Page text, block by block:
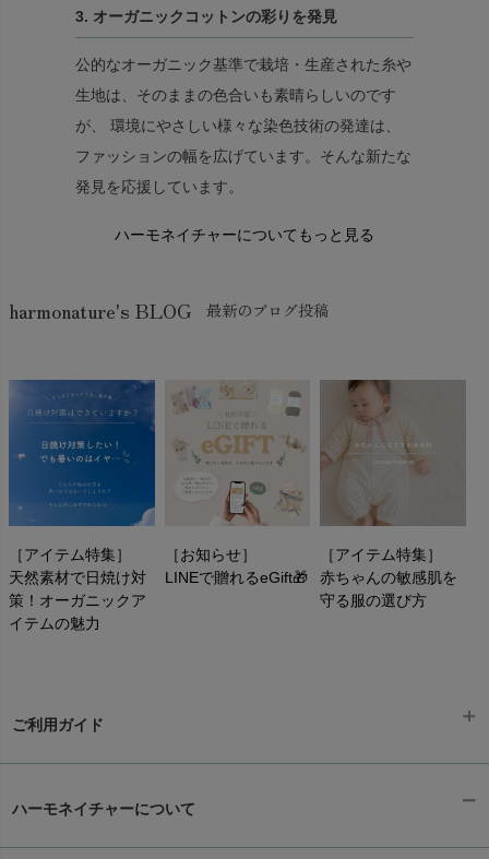
3. オーガニックコットンの彩りを発見
公的なオーガニック基準で栽培・生産された糸や
生地は、そのままの色合いも素晴らしいのです
が、 環境にやさしい様々な染色技術の発達は、
ファッションの幅を広げています。そんな新たな
発見を応援しています。
ハーモネイチャーについてもっと見る
harmonature's BLOG 最新のブログ投稿
［アイテム特集］
天然素材で日焼け対
策！オーガニックア
イテムの魅力
［お知らせ］
LINEで贈れるeGift🎁
［アイテム特集］
赤ちゃんの敏感肌を
守る服の選び方
ご利用ガイド
ハーモネイチャーについて